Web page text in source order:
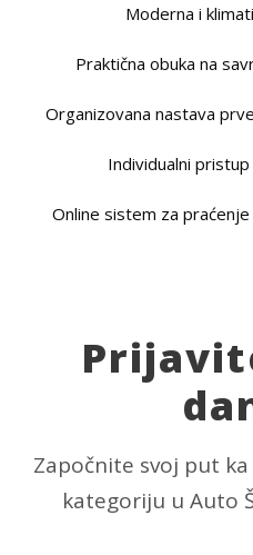
Moderna i
Praktična obuka na
Organizovana nastava
Individualni
Online sistem za
Započnite svoj put
kategoriju u Auto